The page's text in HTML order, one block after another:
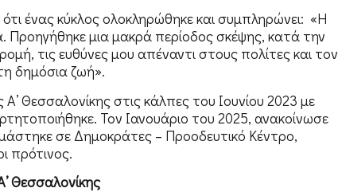
ένας κύκλος ολοκληρώθηκε και συμπληρώνει: «Η
μια μακρά περίοδος σκέψης, κατά την
τις ευθύνες μου απέναντι στους πολίτες και τον
δημόσια ζωή».
Α’ Θεσσαλονίκης στις κάλπες του Ιουνίου 2023 με
Τον Ιανουάριο του 2025, ανακοίνωσε
σε Δημοκράτες – Προοδευτικό Κέντρο,
πρότινος.
Θεσσαλονίκης